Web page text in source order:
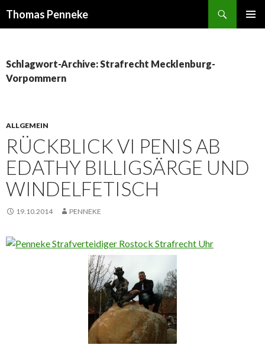
Thomas Penneke
Schlagwort-Archive: Strafrecht Mecklenburg-
Vorpommern
ALLGEMEIN
RÜCKBLICK VI PENIS AB
EDATHY BILLIGSÄRGE UND
WINDELFETISCH
19.10.2014 PENNEKE